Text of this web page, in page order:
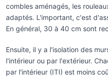
combles aménagés, les
adaptés. L'important, c'est
En général, 30 à 40 cm sont
Ensuite, il y a l'isolation des
l'intérieur ou par l'extérieur.
par l'intérieur (ITI) est moins